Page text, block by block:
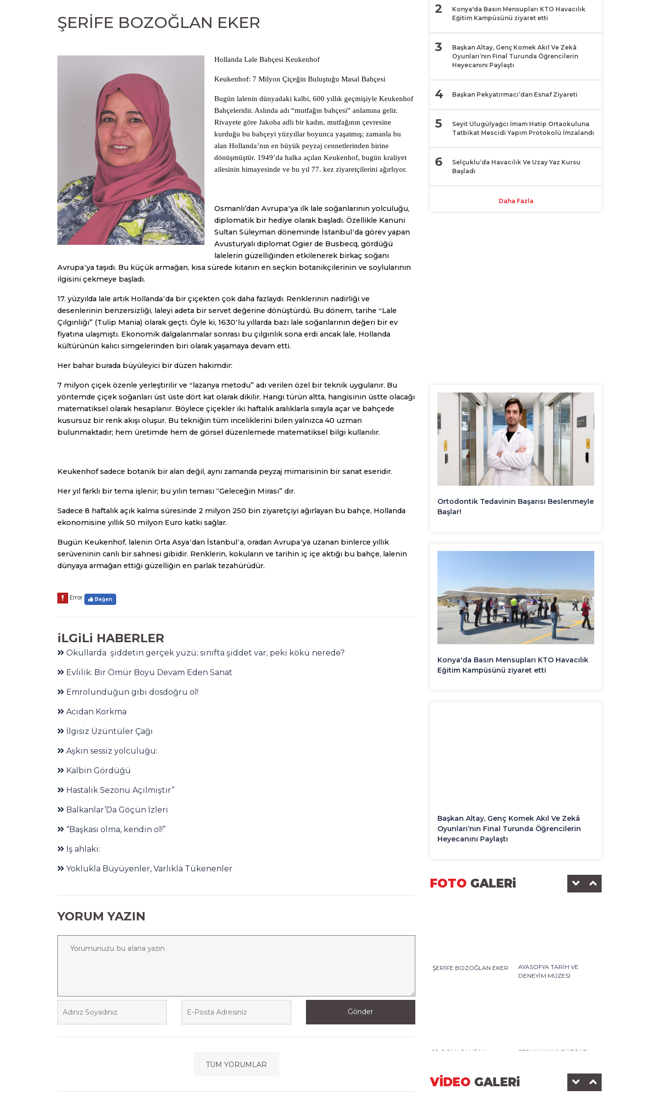
ŞERİFE BOZOĞLAN EKER
Hollanda Lale Bahçesi Keukenhof
Keukenhof: 7 Milyon Çiçeğin Buluştuğu Masal Bahçesi
Bugün lalenin dünyadaki kalbi, 600 yıllık geçmişiyle Keukenhof
Bahçeleridir. Aslında adı “mutfağın bahçesi” anlamına gelir.
Rivayete göre Jakoba adlı bir kadın, mutfağının çevresine
kurduğu bu bahçeyi yüzyıllar boyunca yaşatmış; zamanla bu
alan Hollanda’nın en büyük peyzaj cennetlerinden birine
dönüşmüştür. 1949’da halka açılan Keukenhof, bugün kraliyet
ailesinin himayesinde ve bu yıl 77. kez ziyaretçilerini ağırlıyor.
Osmanlı’dan Avrupa’ya ilk lale soğanlarının yolculuğu,
diplomatik bir hediye olarak başladı. Özellikle Kanuni
Sultan Süleyman döneminde İstanbul’da görev yapan
Avusturyalı diplomat Ogier de Busbecq, gördüğü
lalelerin güzelliğinden etkilenerek birkaç soğanı
Avrupa’ya taşıdı. Bu küçük armağan, kısa sürede kıtanın en seçkin botanikçilerinin ve soylularının
ilgisini çekmeye başladı.
17. yüzyılda lale artık Hollanda’da bir çiçekten çok daha fazlaydı. Renklerinin nadirliği ve
desenlerinin benzersizliği, laleyi adeta bir servet değerine dönüştürdü. Bu dönem, tarihe “Lale
Çılgınlığı” (Tulip Mania) olarak geçti. Öyle ki, 1630’lu yıllarda bazı lale soğanlarının değeri bir ev
fiyatına ulaşmıştı. Ekonomik dalgalanmalar sonrası bu çılgınlık sona erdi ancak lale, Hollanda
kültürünün kalıcı simgelerinden biri olarak yaşamaya devam etti.
Her bahar burada büyüleyici bir düzen hakimdir:
7 milyon çiçek özenle yerleştirilir ve “lazanya metodu” adı verilen özel bir teknik uygulanır. Bu
yöntemde çiçek soğanları üst üste dört kat olarak dikilir. Hangi türün altta, hangisinin üstte olacağı
matematiksel olarak hesaplanır. Böylece çiçekler iki haftalık aralıklarla sırayla açar ve bahçede
kusursuz bir renk akışı oluşur. Bu tekniğin tüm inceliklerini bilen yalnızca 40 uzman
bulunmaktadır; hem üretimde hem de görsel düzenlemede matematiksel bilgi kullanılır.
Keukenhof sadece botanik bir alan değil, aynı zamanda peyzaj mimarisinin bir sanat eseridir.
Her yıl farklı bir tema işlenir; bu yılın teması “Geleceğin Mirası” dır.
Sadece 8 haftalık açık kalma süresinde 2 milyon 250 bin ziyaretçiyi ağırlayan bu bahçe, Hollanda
ekonomisine yıllık 50 milyon Euro katkı sağlar.
Bugün Keukenhof, lalenin Orta Asya’dan İstanbul’a, oradan Avrupa’ya uzanan binlerce yıllık
serüveninin canlı bir sahnesi gibidir. Renklerin, kokuların ve tarihin iç içe aktığı bu bahçe, lalenin
dünyaya armağan ettiği güzelliğin en parlak tezahürüdür.
Beğen
iLGiLi HABERLER
Okullarda şiddetin gerçek yüzü; sınıfta şiddet var; peki kökü nerede?
Evlilik: Bir Ömür Boyu Devam Eden Sanat
Emrolunduğun gibi dosdoğru ol!
Acıdan Korkma
İlgisiz Üzüntüler Çağı
Aşkın sessiz yolculuğu:
Kalbin Gördüğü
Hastalik Sezonu Açilmiştir”
Balkanlar’Da Göçün İzleri
“Başkası olma, kendin ol!”
Iş ahlaki:
Yoklukla Büyüyenler, Varlıkla Tükenenler
YORUM YAZIN
Gönder
TÜM YORUMLAR
2
Konya'da Basın Mensupları KTO Havacılık
Eğitim Kampüsünü ziyaret etti
3
Başkan Altay, Genç Komek Akıl Ve Zekâ
Oyunları’nın Final Turunda Öğrencilerin
Heyecanını Paylaştı
4 Başkan Pekyatırmacı’dan Esnaf Ziyareti
5
Seyit Ulugülyağcı İmam Hatip Ortaokuluna
Tatbikat Mescidi Yapım Protokolü İmzalandı
6
Selçuklu’da Havacılık Ve Uzay Yaz Kursu
Başladı
Daha Fazla
Ortodontik Tedavinin Başarısı Beslenmeyle
Başlar!
Konya'da Basın Mensupları KTO Havacılık
Eğitim Kampüsünü ziyaret etti
Başkan Altay, Genç Komek Akıl Ve Zekâ
Oyunları’nın Final Turunda Öğrencilerin
Heyecanını Paylaştı
FOTO GALERi
ŞERİFE BOZOĞLAN EKER
AYASOFYA TARİH VE
DENEYİM MÜZESİ
10 OCAK ÇALIŞAN
SERKAN KAYA RÜZGARI
VİDEO GALERi